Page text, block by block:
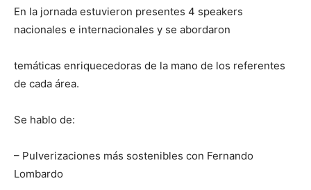
En la jornada estuvieron presentes 4 speakers
nacionales e internacionales y se abordaron
temáticas enriquecedoras de la mano de los referentes
de cada área.
Se hablo de:
– Pulverizaciones más sostenibles con Fernando
Lombardo